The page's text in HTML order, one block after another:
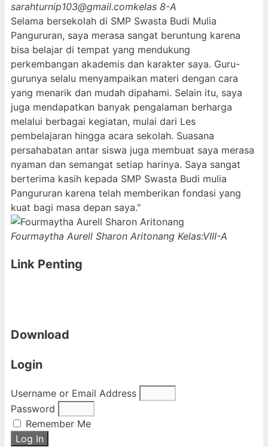
sarahturnip103@gmail.comkelas 8-A
Selama bersekolah di SMP Swasta Budi Mulia
Pangururan, saya merasa sangat beruntung karena
bisa belajar di tempat yang mendukung
perkembangan akademis dan karakter saya. Guru-
gurunya selalu menyampaikan materi dengan cara
yang menarik dan mudah dipahami. Selain itu, saya
juga mendapatkan banyak pengalaman berharga
melalui berbagai kegiatan, mulai dari Les
pembelajaran hingga acara sekolah. Suasana
persahabatan antar siswa juga membuat saya merasa
nyaman dan semangat setiap harinya. Saya sangat
berterima kasih kepada SMP Swasta Budi mulia
Pangururan karena telah memberikan fondasi yang
kuat bagi masa depan saya."
Fourmaytha Aurell Sharon Aritonang Kelas:VIII-A
Link Penting
Download
Login
Username or Email Address
Password
Remember Me
Log In